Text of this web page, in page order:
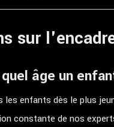
sur
âge un
les enfants dès le plus
constante de nos